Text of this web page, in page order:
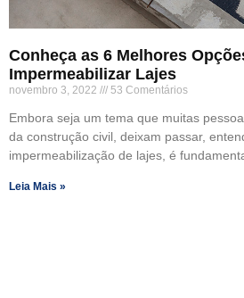
Conheça as 6 Melhores
Impermeabilizar Lajes
novembro 3, 2022 53 Comentários
Embora seja um tema que muitas
da construção civil, deixam passar,
impermeabilização de lajes, é
Leia Mais »